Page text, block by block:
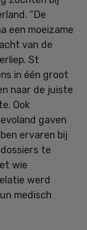
“De
een moeizame
van de
St
in één groot
naar de juiste
Ook
gaven
ervaren bij
te
wie
werd
medisch